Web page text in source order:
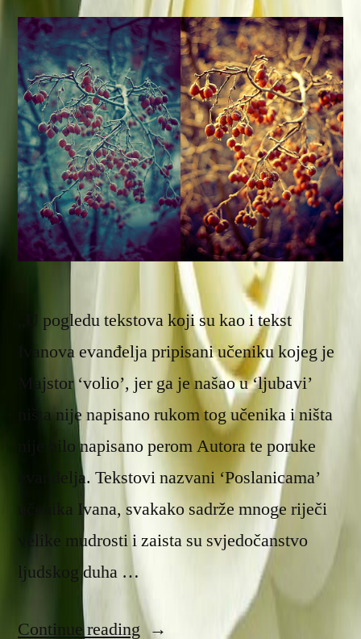
„U pogledu tekstova koji su kao i tekst
Ivanova evanđelja pripisani učeniku kojeg je
Majstor ‘volio’, jer ga je našao u ‘ljubavi’
ništa nije napisano rukom tog učenika i ništa
nije bilo napisano perom Autora te poruke
evanđelja. Tekstovi nazvani ‘Poslanicama’
učenika Ivana, svakako sadrže mnoge riječi
velike mudrosti i zaista su svjedočanstvo
ljudskog duha …
Continue reading “Otkrovenje”